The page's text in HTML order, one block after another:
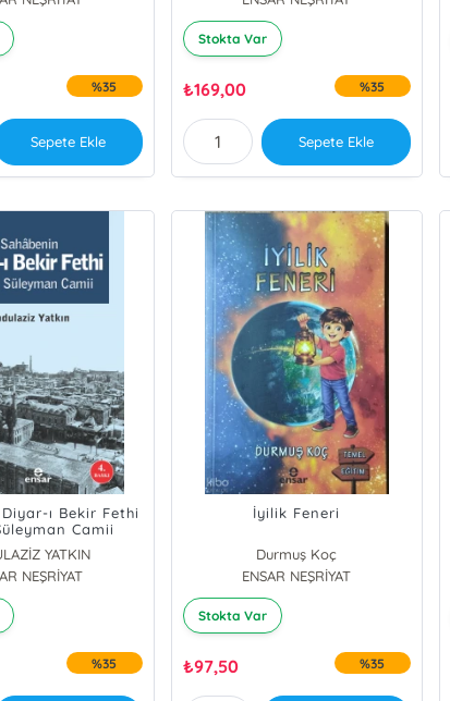
%35
Sepete Ekle
Stokta Var
₺169,00 %35
Sepete Ekle
ı Bekir Fethi
Camii
YATKIN
NEŞRİYAT
%35
İyilik Feneri
Durmuş Koç
ENSAR NEŞRİYAT
Stokta Var
₺97,50 %35